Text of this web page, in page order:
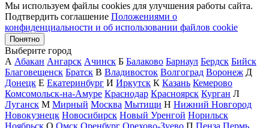
Мы используем файлы cookies для улучшения работы сайта.
Подтвердить соглашение Положениями о
конфиденциальности и об использовании файлов cookie
Понятно
Выберите город
А Абакан Ангарск Ачинск Б Балаково Барнаул Бердск Бийск
Благовещенск Братск В Владивосток Волгоград Воронеж Д
Донецк Е Екатеринбург И Иркутск К Казань Кемерово
Комсомольск-на-Амуре Краснодар Красноярск Курган Л
Луганск М Мирный Москва Мытищи Н Нижний Новгород
Новокузнецк Новосибирск Новый Уренгой Норильск
Ноябрьск О Омск Оренбург Орехово-Зуево П Пенза Пермь